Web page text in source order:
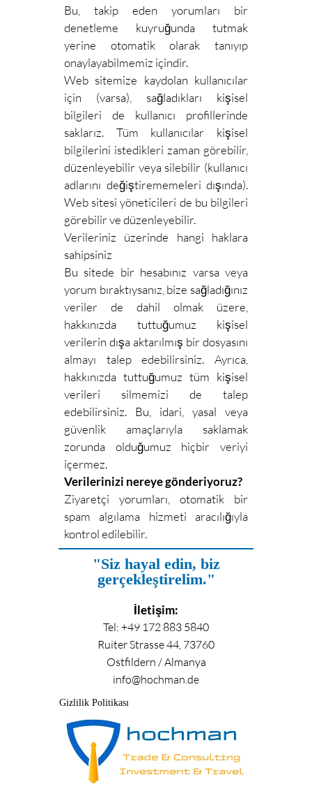
Bu, takip eden yorumları bir
denetleme kuyruğunda tutmak
yerine otomatik olarak tanıyıp
onaylayabilmemiz içindir.
Web sitemize kaydolan kullanıcılar
için (varsa), sağladıkları kişisel
bilgileri de kullanıcı profillerinde
saklarız. Tüm kullanıcılar kişisel
bilgilerini istedikleri zaman görebilir,
düzenleyebilir veya silebilir (kullanıcı
adlarını değiştirememeleri dışında).
Web sitesi yöneticileri de bu bilgileri
görebilir ve düzenleyebilir.
Verileriniz üzerinde hangi haklara
sahipsiniz
Bu sitede bir hesabınız varsa veya
yorum bıraktıysanız, bize sağladığınız
veriler de dahil olmak üzere,
hakkınızda tuttuğumuz kişisel
verilerin dışa aktarılmış bir dosyasını
almayı talep edebilirsiniz. Ayrıca,
hakkınızda tuttuğumuz tüm kişisel
verileri silmemizi de talep
edebilirsiniz. Bu, idari, yasal veya
güvenlik amaçlarıyla saklamak
zorunda olduğumuz hiçbir veriyi
içermez.
Verilerinizi nereye gönderiyoruz?
Ziyaretçi yorumları, otomatik bir
spam algılama hizmeti aracılığıyla
kontrol edilebilir.
"Siz hayal edin, biz
gerçekleştirelim."
İletişim:
Tel: +49 172 883 5840
Ruiter Strasse 44, 73760
Ostfildern / Almanya
info@hochman.de
Gizlilik Politikası